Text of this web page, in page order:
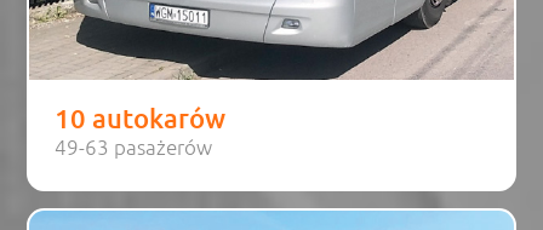
10 autokarów
49-63 pasażerów